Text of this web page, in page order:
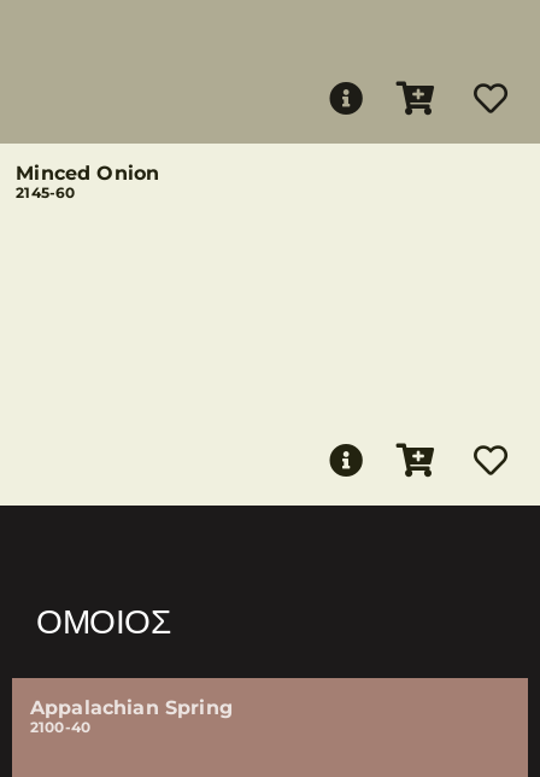
Minced Onion
2145-60
ΌΜΟΙΟΣ
Appalachian Spring
2100-40